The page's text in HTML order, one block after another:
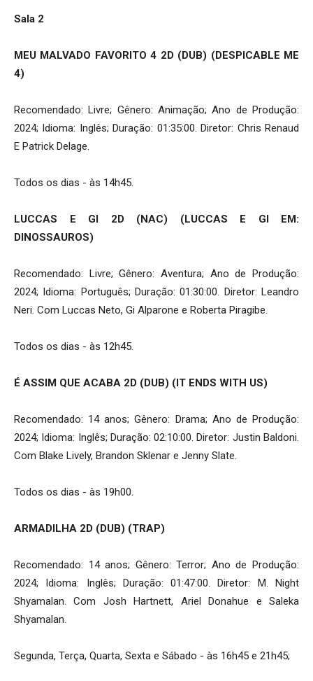
Sala 2
MEU MALVADO FAVORITO 4 2D (DUB) (DESPICABLE ME
4)
Recomendado: Livre; Gênero: Animação; Ano de Produção:
2024; Idioma: Inglês; Duração: 01:35:00. Diretor: Chris Renaud
E Patrick Delage.
Todos os dias - às 14h45.
LUCCAS E GI 2D (NAC) (LUCCAS E GI EM:
DINOSSAUROS)
Recomendado: Livre; Gênero: Aventura; Ano de Produção:
2024; Idioma: Português; Duração: 01:30:00. Diretor: Leandro
Neri. Com Luccas Neto, Gi Alparone e Roberta Piragibe.
Todos os dias - às 12h45.
É ASSIM QUE ACABA 2D (DUB) (IT ENDS WITH US)
Recomendado: 14 anos; Gênero: Drama; Ano de Produção:
2024; Idioma: Inglês; Duração: 02:10:00. Diretor: Justin Baldoni.
Com Blake Lively, Brandon Sklenar e Jenny Slate.
Todos os dias - às 19h00.
ARMADILHA 2D (DUB) (TRAP)
Recomendado: 14 anos; Gênero: Terror; Ano de Produção:
2024; Idioma: Inglês; Duração: 01:47:00. Diretor: M. Night
Shyamalan. Com Josh Hartnett, Ariel Donahue e Saleka
Shyamalan.
Segunda, Terça, Quarta, Sexta e Sábado - às 16h45 e 21h45;